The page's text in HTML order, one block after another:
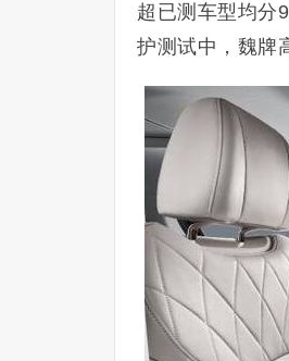
超已测车型均分
护测试中，魏牌